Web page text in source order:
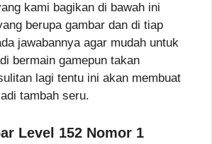
kami bagikan di bawah ini
berupa gambar dan di tiap
jawabannya agar mudah untuk
bermain gamepun takan
lagi tentu ini akan membuat
tambah seru.
Level 152 Nomor 1